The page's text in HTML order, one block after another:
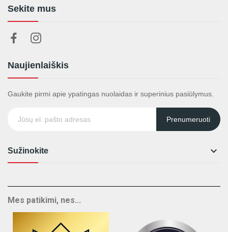
Sekite mus
Naujienlaiškis
Gaukite pirmi apie ypatingas nuolaidas ir superinius pasiūlymus.
Prenumeruoti
Sužinokite 
Mes patikimi, nes...